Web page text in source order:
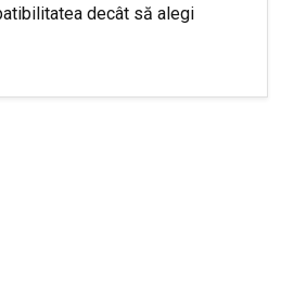
decât să alegi